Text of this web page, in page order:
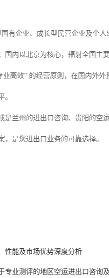
有企业、成长型民营企业及个
内以北京为核心，辐射全国主
高效” 的经营原则，在国内外
。
兰州的进出口咨询、贵阳的空
是您进出口业务的可靠选择。
性能及市场优势深度分析
专业测评的地区空运进出口咨询